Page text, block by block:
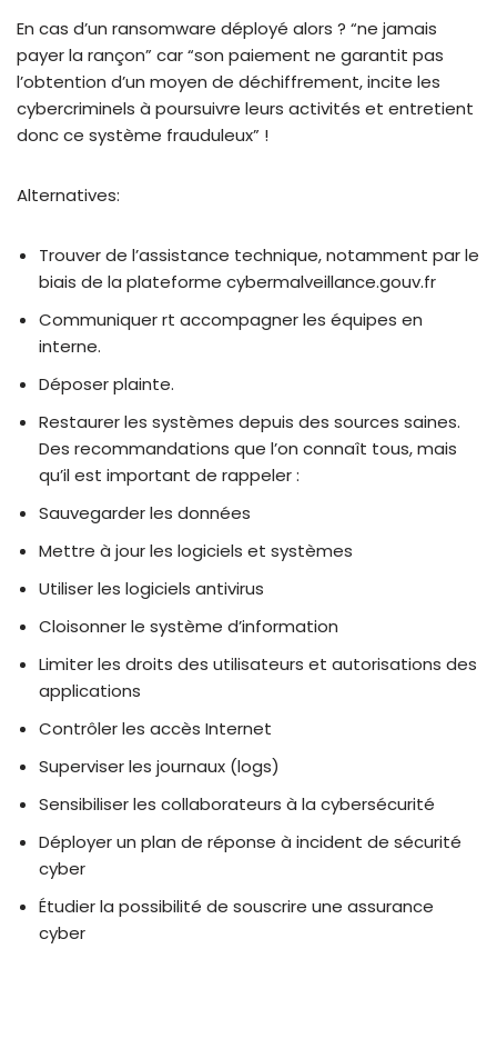
En cas d’un ransomware déployé alors ? “ne jamais
payer la rançon” car “son paiement ne garantit pas
l’obtention d’un moyen de déchiffrement, incite les
cybercriminels à poursuivre leurs activités et entretient
donc ce système frauduleux” !
Alternatives:
Trouver de l’assistance technique, notamment par le
biais de la plateforme cybermalveillance.gouv.fr
Communiquer rt accompagner les équipes en
interne.
Déposer plainte.
Restaurer les systèmes depuis des sources saines.
Des recommandations que l’on connaît tous, mais
qu’il est important de rappeler :
Sauvegarder les données
Mettre à jour les logiciels et systèmes
Utiliser les logiciels antivirus
Cloisonner le système d’information
Limiter les droits des utilisateurs et autorisations des
applications
Contrôler les accès Internet
Superviser les journaux (logs)
Sensibiliser les collaborateurs à la cybersécurité
Déployer un plan de réponse à incident de sécurité
cyber
Étudier la possibilité de souscrire une assurance
cyber